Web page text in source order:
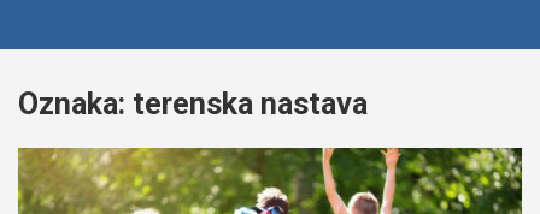
Oznaka: terenska nastava